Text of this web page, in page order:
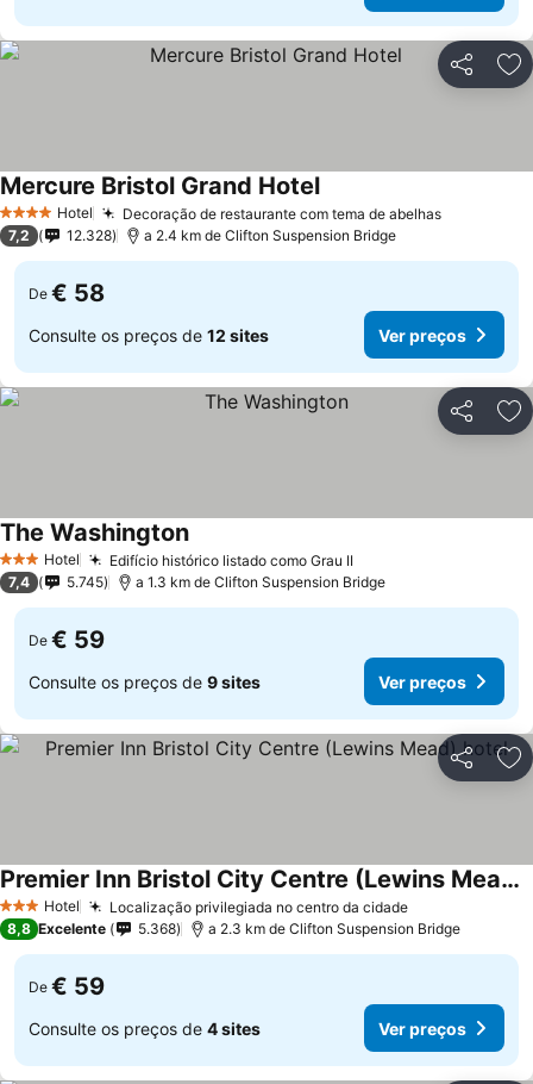
Partilhar
4 EstrelasHotel Decoração de restaurante com tema de abelhas
Mercure Bristol Grand Hotel
7,2 12.328 a 2.4 km de Clifton Suspension Bridge
De € 58
Consulte os preços de 12 sites Ver preços
Partilhar
3 EstrelasHotel Edifício histórico listado como Grau II
The Washington
7,4 5.745 a 1.3 km de Clifton Suspension Bridge
De € 59
Consulte os preços de 9 sites Ver preços
Partilhar
3 EstrelasHotel Localização privilegiada no centro da cidade
Premier Inn Bristol City Centre (Lewins Mead) hotel
8,8 Excelente 5.368 a 2.3 km de Clifton Suspension Bridge
De € 59
Consulte os preços de 4 sites Ver preços